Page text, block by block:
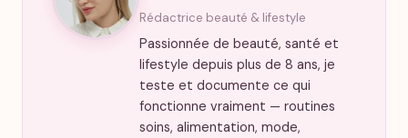
Rédactrice beauté & lifestyle
Passionnée de beauté, santé et
lifestyle depuis plus de 8 ans, je
teste et documente ce qui
fonctionne vraiment — routines
soins, alimentation, mode,